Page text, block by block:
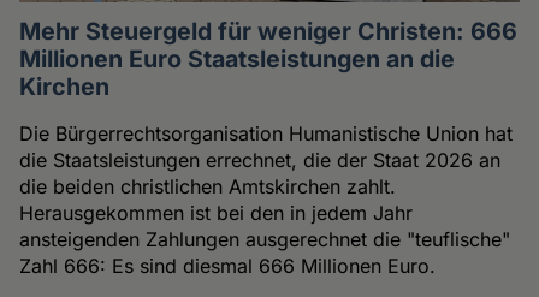
Mehr Steuergeld für weniger Christen: 666
Millionen Euro Staatsleistungen an die
Kirchen
Die Bürgerrechtsorganisation Humanistische Union hat
die Staatsleistungen errechnet, die der Staat 2026 an
die beiden christlichen Amtskirchen zahlt.
Herausgekommen ist bei den in jedem Jahr
ansteigenden Zahlungen ausgerechnet die "teuflische"
Zahl 666: Es sind diesmal 666 Millionen Euro.